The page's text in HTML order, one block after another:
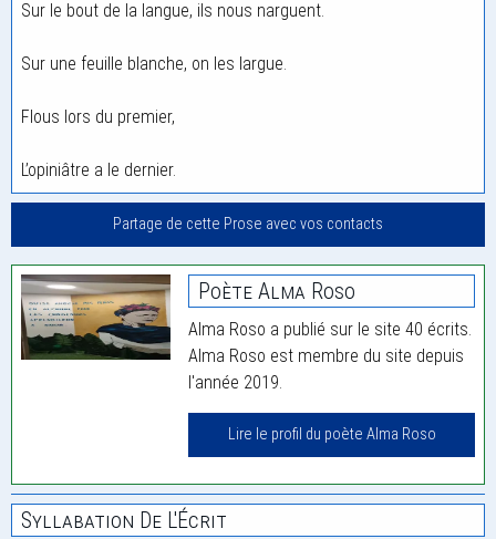
Sur le bout de la langue, ils nous narguent.
Sur une feuille blanche, on les largue.
Flous lors du premier,
L’opiniâtre a le dernier.
Partage de cette Prose avec vos contacts
Poète Alma Roso
Alma Roso a publié sur le site 40 écrits.
Alma Roso est membre du site depuis
l'année 2019.
Lire le profil du poète Alma Roso
Syllabation De L'Écrit